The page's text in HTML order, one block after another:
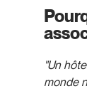
"Un
monde